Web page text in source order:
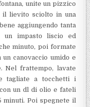
unite un pizzico
il lievito sciolto in una
aggiungendo tanta
un impasto liscio ed
minuto, poi formate
canovaccio umido e
Nel frattempo, lavate
e tagliate a tocchetti i
un dl di olio e fateli
minuti. Poi spegnete il